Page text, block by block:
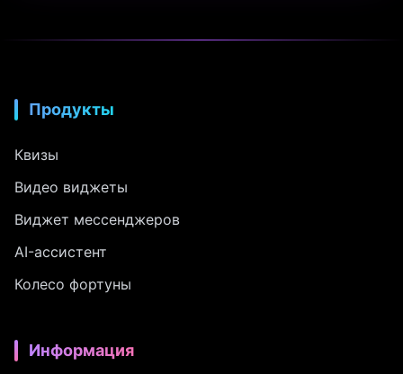
Продукты
Квизы
Видео виджеты
Виджет мессенджеров
AI-ассистент
Колесо фортуны
Информация